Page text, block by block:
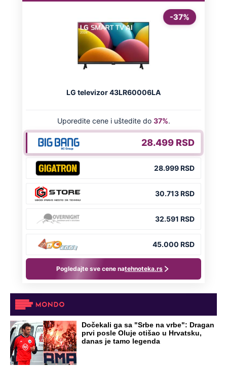
Dino Rađa: "Znate šta, zabole me više
ona stvar i za četnike i za ustaše"
Ovo su neradni dani početkom 2026.
godine: Organizujte sebi mini odmor od
čak četiri slobodna dana